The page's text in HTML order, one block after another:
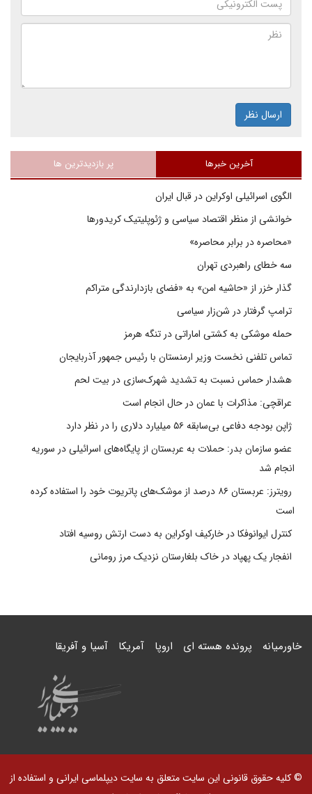
ارسال نظر
آخرین خبرها پر بازدیدترین ها
الگوی اسرائیلی اوکراین در قبال ایران
خوانشی از منظر اقتصاد سیاسی و ژئوپلیتیک کریدورها
«محاصره در برابر محاصره»
سه خطای راهبردی تهران
گذار خزر از «حاشیه امن» به «فضای بازدارندگی متراکم
ترامپ گرفتار در شن‌زار سیاسی
حمله موشکی به کشتی اماراتی در تنگه هرمز
تماس تلفنی نخست وزیر ارمنستان با رئیس جمهور آذربایجان
هشدار حماس نسبت به تشدید شهرک‌سازی در بیت‌ لحم
عراقچی: مذاکرات با عمان در حال انجام است
ژاپن بودجه دفاعی بی‌سابقه ۵۶ میلیارد دلاری را در نظر دارد
عضو سازمان بدر: حملات به عربستان از پایگاه‌های اسرائیلی در سوریه
انجام شد
رویترز: عربستان ۸۶ درصد از موشک‌های پاتریوت خود را استفاده کرده
است
کنترل ایوانوفکا در خارکیف اوکراین به دست ارتش روسیه افتاد
انفجار یک پهپاد در خاک بلغارستان نزدیک مرز رومانی
خاورمیانه پرونده هسته ای اروپا آمریکا آسیا و آفریقا
© کلیه حقوق قانونی این سایت متعلق به سایت دیپلماسی ایرانی و استفاده از